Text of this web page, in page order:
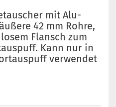
mit Alu-
42 mm Rohre,
Flansch zum
Kann nur in
verwendet